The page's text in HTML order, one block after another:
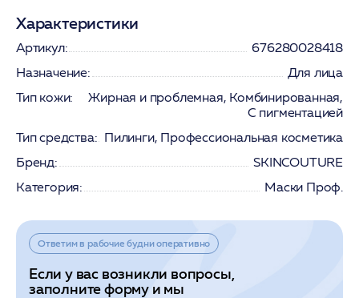
Характеристики
Артикул:
676280028418
Назначение:
Для лица
Тип кожи:
Жирная и проблемная, Комбинированная,
С пигментацией
Тип средства: Пилинги, Профессиональная косметика
Бренд:
SKINCOUTURE
Категория:
Маски Проф.
Ответим в рабочие будни оперативно
Если у вас возникли вопросы,
заполните форму и мы